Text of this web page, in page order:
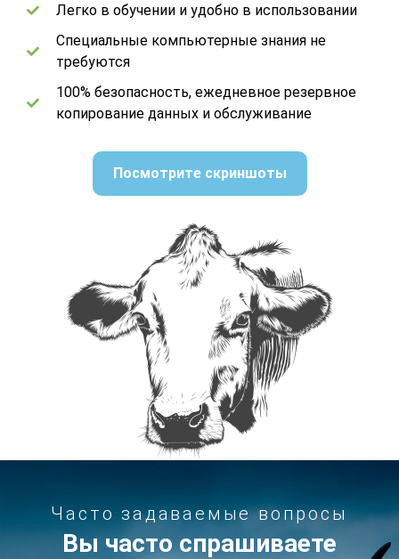
Легко в обучении и удобно в использовании
Специальные компьютерные знания не
требуются
100% безопасность, ежедневное резервное
копирование данных и обслуживание
Посмотрите скриншоты
Часто задаваемые вопросы
Вы часто спрашиваете